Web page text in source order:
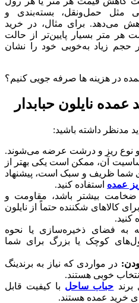
مثل حمل‌ونقل، بسته‌بندی و
می‌دهد. برای مثال، در خرید
هر متر بسیار پایین‌تر از حالت
حجم زیاد به‌خوبی خود را نشان
نایلون حبابدار
مدنظر داشته باشید:
دو نوع ریز و درشت عرضه می‌شوند.
آن، ممکن است یکی بهتر از
شما ظریف و سبک است، پیشنهاد
عمده استفاده کنید.
بیشتر باشد، مقاومت و
کالاهای شکننده حتماً از نایلون
کنید.
به فضای ذخیره‌سازی یا نحوه
کوچک یا بزرگ برای شما
در مواردی که نیاز به برندینگ
خوبی هستند.
برند حباب ساحل با کیفیت قابل
خرید عمده هستند.